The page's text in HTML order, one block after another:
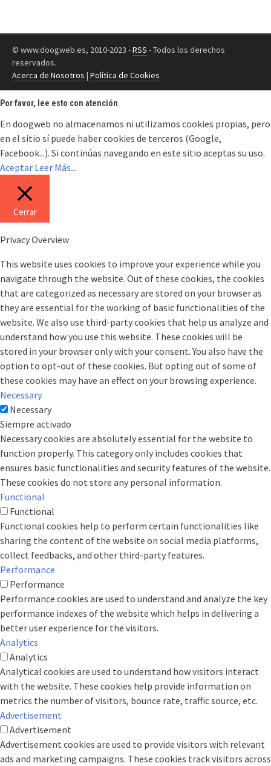
© www.doogweb.es, 2010-2023 -RSS - Todos los derechos
reservados.
Acerca de Nosotros | Política de Cookies
Por favor, lee esto con atención
En doogweb no almacenamos ni utilizamos cookies propias, pero
en el sitio sí puede haber cookies de terceros (Google,
Facebook...). Si continúas navegando en este sitio aceptas su uso.
Aceptar Leer Más...
Cerrar
Privacy Overview
This website uses cookies to improve your experience while you
navigate through the website. Out of these cookies, the cookies
that are categorized as necessary are stored on your browser as
they are essential for the working of basic functionalities of the
website. We also use third-party cookies that help us analyze and
understand how you use this website. These cookies will be
stored in your browser only with your consent. You also have the
option to opt-out of these cookies. But opting out of some of
these cookies may have an effect on your browsing experience.
Necessary
Necessary
Siempre activado
Necessary cookies are absolutely essential for the website to
function properly. This category only includes cookies that
ensures basic functionalities and security features of the website.
These cookies do not store any personal information.
Functional
Functional
Functional cookies help to perform certain functionalities like
sharing the content of the website on social media platforms,
collect feedbacks, and other third-party features.
Performance
Performance
Performance cookies are used to understand and analyze the key
performance indexes of the website which helps in delivering a
better user experience for the visitors.
Analytics
Analytics
Analytical cookies are used to understand how visitors interact
with the website. These cookies help provide information on
metrics the number of visitors, bounce rate, traffic source, etc.
Advertisement
Advertisement
Advertisement cookies are used to provide visitors with relevant
ads and marketing campaigns. These cookies track visitors across